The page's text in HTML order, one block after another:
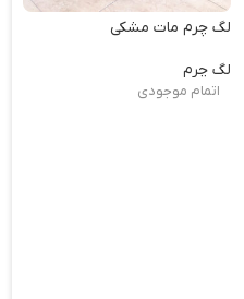
لگ چرم مات مشکی
لگ چرم
اتمام موجودی